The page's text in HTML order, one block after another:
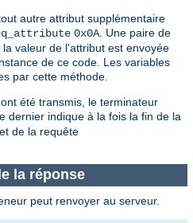
autre attribut supplémentaire
0x0A . Une paire de
valeur de l'attribut est envoyée
de ce code. Les variables
par cette méthode.
été transmis, le terminateur
dernier indique à la fois la fin de la
de la requête
la réponse
peut renvoyer au serveur.